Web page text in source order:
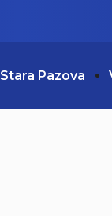
Stara Pazova